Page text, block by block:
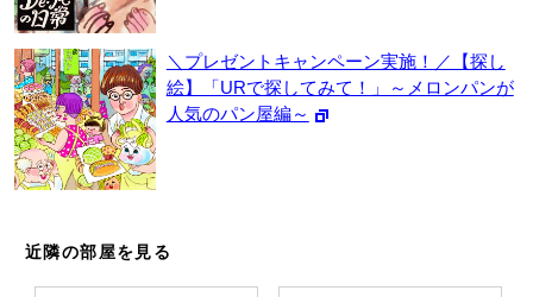
＼プレゼントキャンペーン実施！／【探し
絵】「URで探してみて！」～メロンパンが
人気のパン屋編～
近隣の部屋を見る